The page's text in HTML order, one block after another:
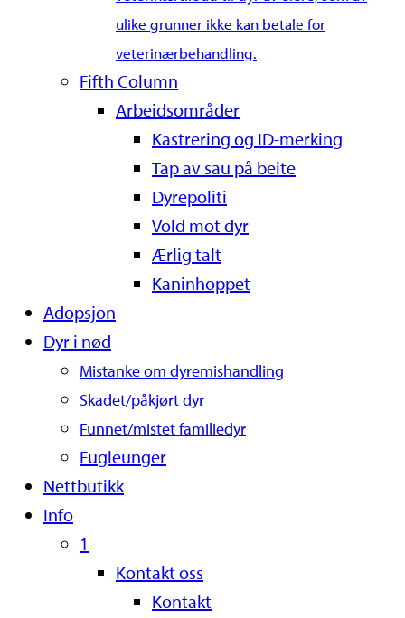
ulike grunner ikke kan betale for
veterinærbehandling.
Fifth Column
Arbeidsområder
Kastrering og ID-merking
Tap av sau på beite
Dyrepoliti
Vold mot dyr
Ærlig talt
Kaninhoppet
Adopsjon
Dyr i nød
Mistanke om dyremishandling
Skadet/påkjørt dyr
Funnet/mistet familiedyr
Fugleunger
Nettbutikk
Info
1
Kontakt oss
Kontakt